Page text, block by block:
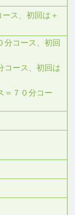
ス、初回は＋
分コース、初回
コース、初回は
＝７０分コー